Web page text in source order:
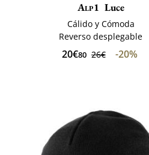
Alp1 Luce
Cálido y Cómoda
Reverso desplegable
20€80 26€ -20%